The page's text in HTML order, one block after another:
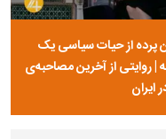
پرده از حیات سیاسی یک
| روایتی از آخرین مصاحبه‌ی
ایران